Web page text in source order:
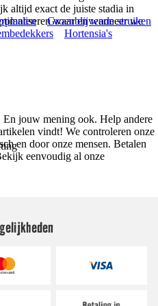
altijd exact de juiste stadia in
waar en wanneer we
Groenblijvende struiken
Hortensia's
En jouw mening ook. Help andere
vindt! We controleren onze
en door onze mensen. Betalen
eenvoudig al onze